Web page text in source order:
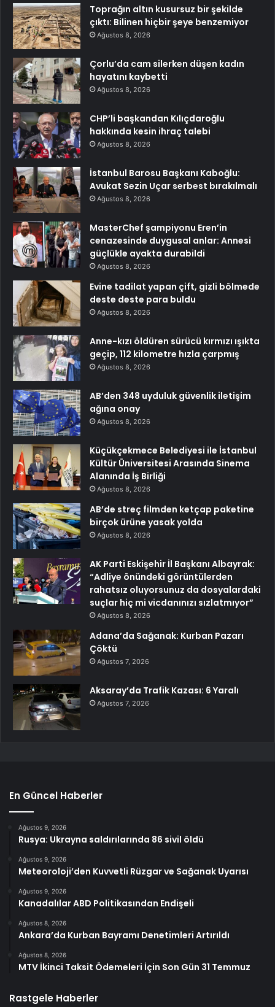
Toprağın altın kusursuz bir şekilde
çıktı: Bilinen hiçbir şeye benzemiyor
Ağustos 8, 2026
Çorlu’da cam silerken düşen kadın
hayatını kaybetti
Ağustos 8, 2026
CHP’li başkandan Kılıçdaroğlu
hakkında kesin ihraç talebi
Ağustos 8, 2026
İstanbul Barosu Başkanı Kaboğlu:
Avukat Sezin Uçar serbest bırakılmalı
Ağustos 8, 2026
MasterChef şampiyonu Eren’in
cenazesinde duygusal anlar: Annesi
güçlükle ayakta durabildi
Ağustos 8, 2026
Evine tadilat yapan çift, gizli bölmede
deste deste para buldu
Ağustos 8, 2026
Anne-kızı öldüren sürücü kırmızı ışıkta
geçip, 112 kilometre hızla çarpmış
Ağustos 8, 2026
AB’den 348 uyduluk güvenlik iletişim
ağına onay
Ağustos 8, 2026
Küçükçekmece Belediyesi ile İstanbul
Kültür Üniversitesi Arasında Sinema
Alanında İş Birliği
Ağustos 8, 2026
AB’de streç filmden ketçap paketine
birçok ürüne yasak yolda
Ağustos 8, 2026
AK Parti Eskişehir İl Başkanı Albayrak:
“Adliye önündeki görüntülerden
rahatsız oluyorsunuz da dosyalardaki
suçlar hiç mi vicdanınızı sızlatmıyor”
Ağustos 8, 2026
Adana’da Sağanak: Kurban Pazarı
Çöktü
Ağustos 7, 2026
Aksaray’da Trafik Kazası: 6 Yaralı
Ağustos 7, 2026
En Güncel Haberler
Ağustos 9, 2026
Rusya: Ukrayna saldırılarında 86 sivil öldü
Ağustos 9, 2026
Meteoroloji’den Kuvvetli Rüzgar ve Sağanak Uyarısı
Ağustos 9, 2026
Kanadalılar ABD Politikasından Endişeli
Ağustos 8, 2026
Ankara’da Kurban Bayramı Denetimleri Artırıldı
Ağustos 8, 2026
MTV İkinci Taksit Ödemeleri İçin Son Gün 31 Temmuz
Rastgele Haberler